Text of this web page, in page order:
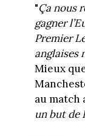
"Ça nous
gagner
Premier
anglaises
Mieux
au match
un but de